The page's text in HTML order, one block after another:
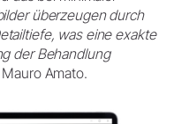
überzeugen durch
was eine exakte
der Behandlung
Amato.